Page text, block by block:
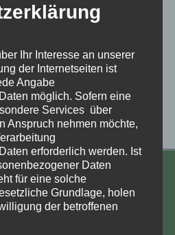
Ihr Interesse an unserer
der Internetseiten ist
Angabe
möglich. Sofern eine
Services über
Anspruch nehmen möchte,
erforderlich werden. Ist
Daten
für eine solche
Grundlage, holen
der betroffenen